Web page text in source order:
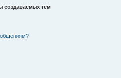
создаваемых тем